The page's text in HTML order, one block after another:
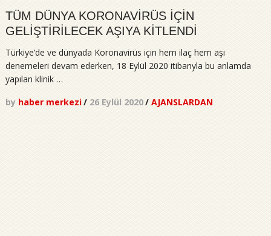
TÜM DÜNYA KORONAVİRÜS İÇİN
GELİŞTİRİLECEK AŞIYA KİTLENDİ
Türkiye’de ve dünyada Koronavirüs için hem ilaç hem aşı
denemeleri devam ederken, 18 Eylül 2020 itibarıyla bu anlamda
yapılan klinik …
by haber merkezi/ 26 Eylül 2020/ AJANSLARDAN